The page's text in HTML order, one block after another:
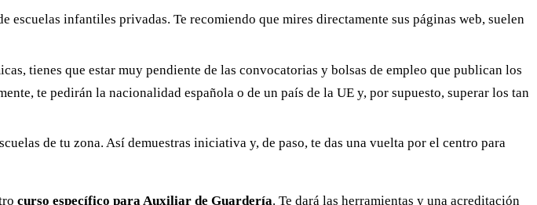
escuelas infantiles privadas. Te recomiendo que mires directamente sus páginas web, suelen
tienes que estar muy pendiente de las convocatorias y bolsas de empleo que publican los
te pedirán la nacionalidad española o de un país de la UE y, por supuesto, superar los tan
de tu zona. Así demuestras iniciativa y, de paso, te das una vuelta por el centro para
curso específico para Auxiliar de Guardería. Te dará las herramientas y una acreditación